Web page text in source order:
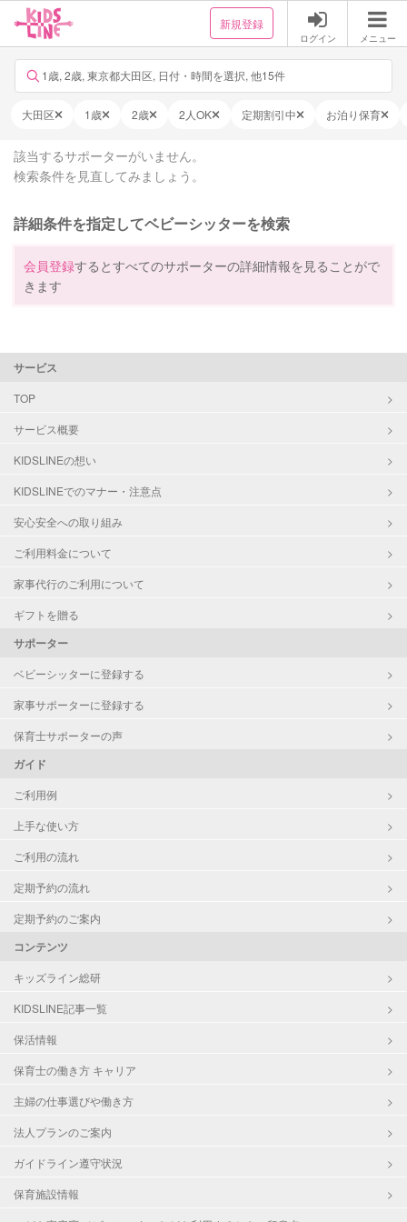
新規登録
ログイン メニュー
1歳, 2歳, 東京都大田区, 日付・時間を選択, 他15件
大田区 1歳 2歳 2人OK 定期割引中 お泊り保育
該当するサポーターがいません。
検索条件を見直してみましょう。
詳細条件を指定してベビーシッターを検索
会員登録するとすべてのサポーターの詳細情報を見ることがで
きます
サービス
TOP
サービス概要
KIDSLINEの想い
KIDSLINEでのマナー・注意点
安心安全への取り組み
ご利用料金について
家事代行のご利用について
ギフトを贈る
サポーター
ベビーシッターに登録する
家事サポーターに登録する
保育士サポーターの声
ガイド
ご利用例
上手な使い方
ご利用の流れ
定期予約の流れ
定期予約のご案内
コンテンツ
キッズライン総研
KIDSLINE記事一覧
保活情報
保育士の働き方 キャリア
主婦の仕事選びや働き方
法人プランのご案内
ガイドライン遵守状況
保育施設情報